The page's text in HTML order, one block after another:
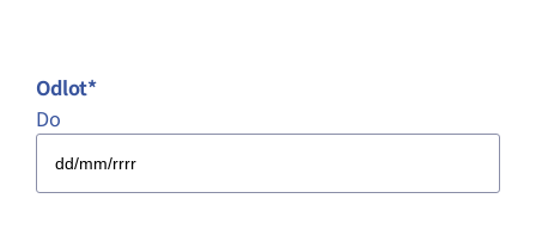
ukośnik
RRRR
Odlot*
Do
DD